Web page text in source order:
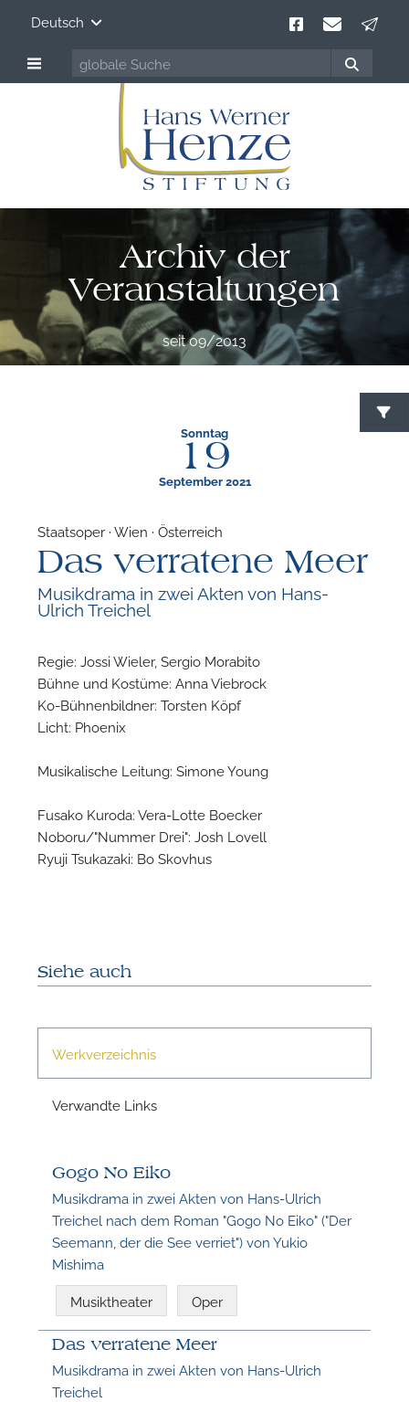
Deutsch
Archiv der
Veranstaltungen
seit 09/2013
Sonntag
19
September 2021
Staatsoper · Wien · Österreich
Das verratene Meer
Musikdrama in zwei Akten von Hans-
Ulrich Treichel
Regie: Jossi Wieler, Sergio Morabito
Bühne und Kostüme: Anna Viebrock
Ko-Bühnenbildner: Torsten Köpf
Licht: Phoenix
Musikalische Leitung: Simone Young
Fusako Kuroda: Vera-Lotte Boecker
Noboru/"Nummer Drei": Josh Lovell
Ryuji Tsukazaki: Bo Skovhus
Siehe auch
Werkverzeichnis
Verwandte Links
Gogo No Eiko
Musikdrama in zwei Akten von Hans-Ulrich
Treichel nach dem Roman "Gogo No Eiko" ("Der
Seemann, der die See verriet") von Yukio
Mishima
Musiktheater Oper
Das verratene Meer
Musikdrama in zwei Akten von Hans-Ulrich
Treichel